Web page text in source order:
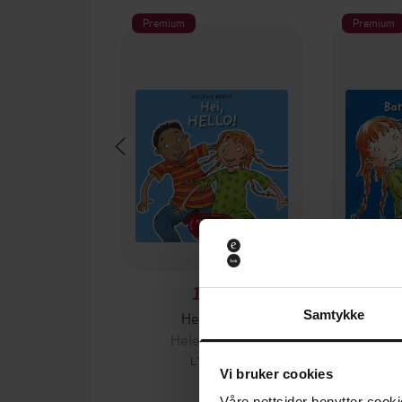
Samtykke
Vi bruker cookies
Premium
149,-
Hei, hello!
Helena Bross
LYDBOK
Premium
Bare